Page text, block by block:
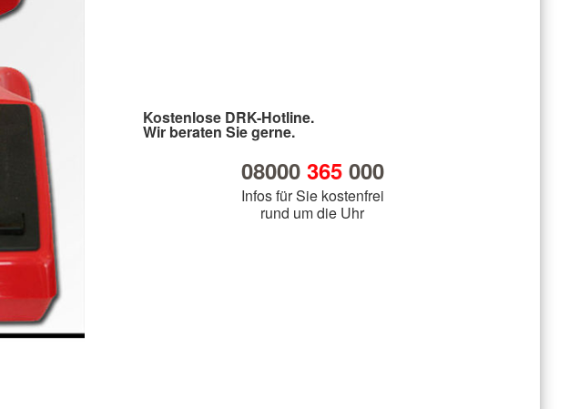
Kostenlose DRK-Hotline.
Wir beraten Sie gerne.
08000 365000
Infos für Sie kostenfrei
rund um die Uhr